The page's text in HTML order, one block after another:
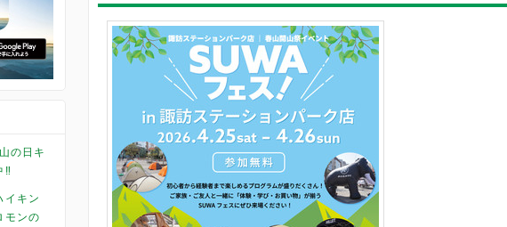
の日キ
‼️
イキン
モンの